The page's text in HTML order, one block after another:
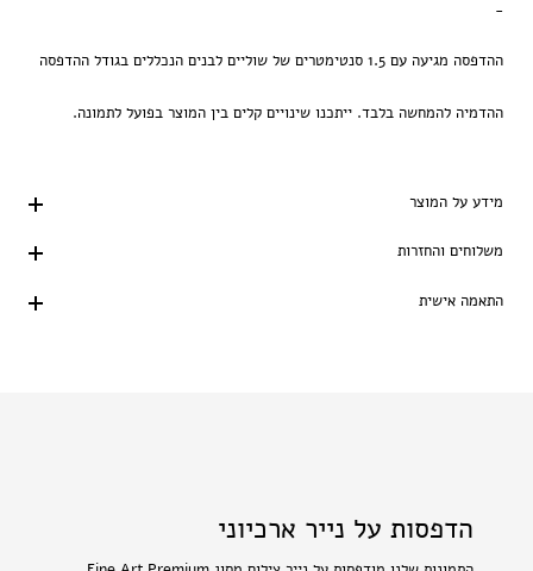
-
ההדפסה מגיעה עם 1.5 סנטימטרים של שוליים לבנים הנכללים בגודל ההדפסה
ההדמיה להמחשה בלבד. ייתכנו שינויים קלים בין המוצר בפועל לתמונה.
מידע על המוצר
משלוחים והחזרות
התאמה אישית
הדפסות על נייר ארכיוני